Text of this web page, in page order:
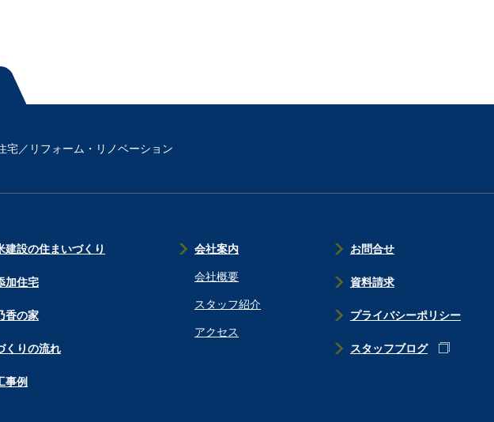
宅／リフォーム・リノベーション
建設の住まいづくり
加住宅
香の家
くりの流れ
事例
会社案内
会社概要
スタッフ紹介
アクセス
お問合せ
資料請求
プライバシーポリシー
スタッフブログ